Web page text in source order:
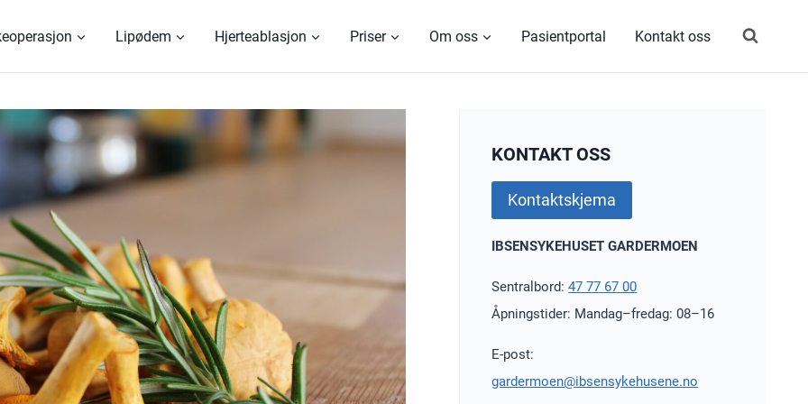
Lipødem Hjerteablasjon Priser Om oss Pasientportal Kontakt oss
KONTAKT OSS
Kontaktskjema
IBSENSYKEHUSET GARDERMOEN
Sentralbord:47 77 67 00
Åpningstider: Mandag–fredag: 08–16
E-post:
gardermoen@ibsensykehusene.no